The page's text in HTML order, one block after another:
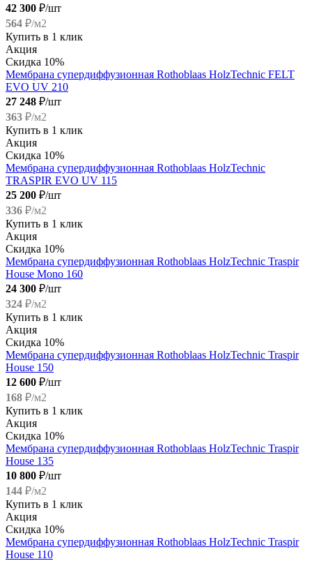
42 300 ₽/шт
564 ₽/м2
Купить в 1 клик
Акция
Скидка 10%
Мембрана супердиффузионная Rothoblaas HolzTechnic FELT
EVO UV 210
27 248 ₽/шт
363 ₽/м2
Купить в 1 клик
Акция
Скидка 10%
Мембрана супердиффузионная Rothoblaas HolzTechnic
TRASPIR EVO UV 115
25 200 ₽/шт
336 ₽/м2
Купить в 1 клик
Акция
Скидка 10%
Мембрана супердиффузионная Rothoblaas HolzTechnic Traspir
House Mono 160
24 300 ₽/шт
324 ₽/м2
Купить в 1 клик
Акция
Скидка 10%
Мембрана супердиффузионная Rothoblaas HolzTechnic Traspir
House 150
12 600 ₽/шт
168 ₽/м2
Купить в 1 клик
Акция
Скидка 10%
Мембрана супердиффузионная Rothoblaas HolzTechnic Traspir
House 135
10 800 ₽/шт
144 ₽/м2
Купить в 1 клик
Акция
Скидка 10%
Мембрана супердиффузионная Rothoblaas HolzTechnic Traspir
House 110